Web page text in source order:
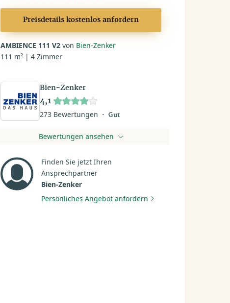
Preisdetails kostenlos anfordern
AMBIENCE 111 V2 von Bien-Zenker
111 m² | 4 Zimmer
Bien-Zenker
4,1
273 Bewertungen Gut
Bewertungen ansehen
Finden Sie jetzt Ihren
Ansprechpartner
Bien-Zenker
Persönliches Angebot anfordern